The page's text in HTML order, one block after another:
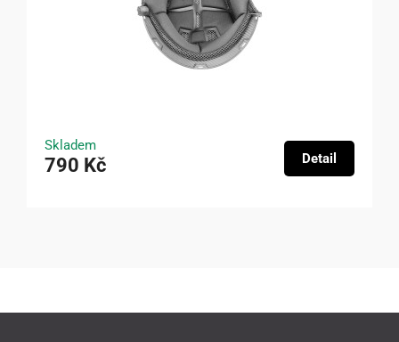
Skladem
790 Kč Detail